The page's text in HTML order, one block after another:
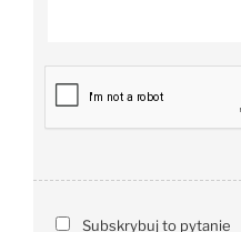
Subskrybuj to pytanie